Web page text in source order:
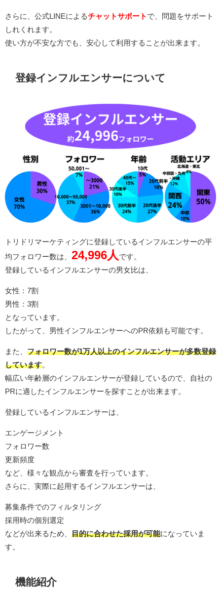
さらに、公式LINEによるチャットサポート で、問題をサポート
しれくれます。
使い方が不安な方でも、安心して利用することが出来ます。
登録インフルエンサーについて
トリドリマーケティングに登録しているインフルエンサーの平
均フォロワー数は、 24,996人 です。
登録しているインフルエンサーの男女比は、
女性：7割
男性：3割
となっています。
したがって、男性インフルエンサーへのPR依頼も可能です。
また、 フォロワー数が1万人以上のインフルエンサーが多数登録
しています。
幅広い年齢層のインフルエンサーが登録しているので、自社の
PRに適したインフルエンサーを探すことが出来ます。
登録しているインフルエンサーは、
エンゲージメント
フォロワー数
更新頻度
など、様々な観点から審査を行っています。
さらに、実際に起用するインフルエンサーは、
募集条件でのフィルタリング
採用時の個別選定
などが出来るため、 目的に合わせた採用が可能になっていま
す。
機能紹介